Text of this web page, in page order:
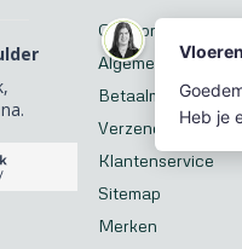
Over ons
Algemene
Betaalmethoden
Verzenden &
Klantenservice
Sitemap
Merken